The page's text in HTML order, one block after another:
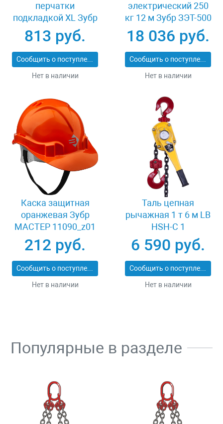
перчатки
подкладкой XL Зубр
МАСТЕР 1135-XL
813 руб.
Сообщить о поступлении
Нет в наличии
электрический 250
кг 12 м Зубр ЗЭТ-500
18 036 руб.
Сообщить о поступлении
Нет в наличии
Каска защитная
оранжевая Зубр
МАСТЕР 11090_z01
212 руб.
Сообщить о поступлении
Нет в наличии
Таль цепная
рычажная 1 т 6 м LB
HSH-C 1
6 590 руб.
Сообщить о поступлении
Нет в наличии
Популярные в разделе